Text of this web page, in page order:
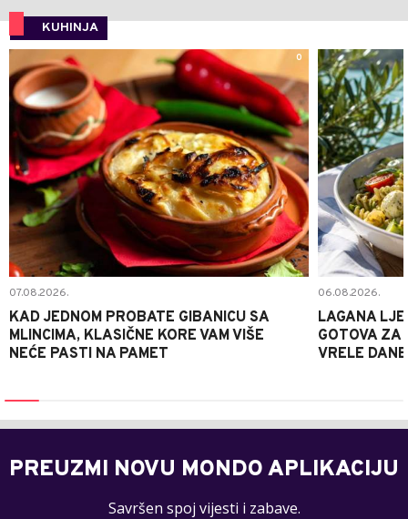
KUHINJA
0
07.08.2026.
KAD JEDNOM PROBATE GIBANICU SA
MLINCIMA, KLASIČNE KORE VAM VIŠE
NEĆE PASTI NA PAMET
06.08.2026.
LAGANA
GOTOVA ZA
VRELE DANE
PREUZMI NOVU MONDO APLIKACIJU
Savršen spoj vijesti i zabave.